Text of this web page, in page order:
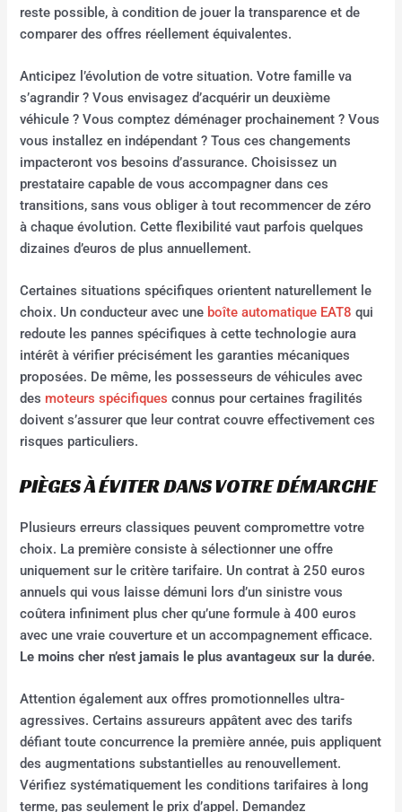
reste possible, à condition de jouer la transparence et de
comparer des offres réellement équivalentes.
Anticipez l’évolution de votre situation. Votre famille va
s’agrandir ? Vous envisagez d’acquérir un deuxième
véhicule ? Vous comptez déménager prochainement ? Vous
vous installez en indépendant ? Tous ces changements
impacteront vos besoins d’assurance. Choisissez un
prestataire capable de vous accompagner dans ces
transitions, sans vous obliger à tout recommencer de zéro
à chaque évolution. Cette flexibilité vaut parfois quelques
dizaines d’euros de plus annuellement.
Certaines situations spécifiques orientent naturellement le
choix. Un conducteur avec une boîte automatique EAT8 qui
redoute les pannes spécifiques à cette technologie aura
intérêt à vérifier précisément les garanties mécaniques
proposées. De même, les possesseurs de véhicules avec
des moteurs spécifiques connus pour certaines fragilités
doivent s’assurer que leur contrat couvre effectivement ces
risques particuliers.
PIÈGES À ÉVITER DANS VOTRE DÉMARCHE
Plusieurs erreurs classiques peuvent compromettre votre
choix. La première consiste à sélectionner une offre
uniquement sur le critère tarifaire. Un contrat à 250 euros
annuels qui vous laisse démuni lors d’un sinistre vous
coûtera infiniment plus cher qu’une formule à 400 euros
avec une vraie couverture et un accompagnement efficace.
Le moins cher n’est jamais le plus avantageux sur la durée.
Attention également aux offres promotionnelles ultra-
agressives. Certains assureurs appâtent avec des tarifs
défiant toute concurrence la première année, puis appliquent
des augmentations substantielles au renouvellement.
Vérifiez systématiquement les conditions tarifaires à long
terme, pas seulement le prix d’appel. Demandez